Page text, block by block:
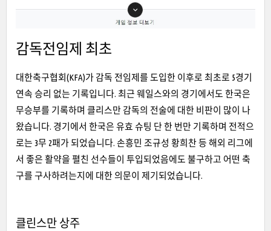
감독전임제 최초
대한축구협회(KFA)가 감독 전임제를 도입한 이후로 최초로 5경기
연속 승리 없는 기록입니다. 최근 웨일스와의 경기에서도 한국은
무승부를 기록하며 클리스만 감독의 전술에 대한 비판이 많이 나
왔습니다. 경기에 서 한국은 유효 슈팅 단 한 번만 기록하며 전적으
로는 3무 2패가 되었습니다. 손흥민 조규성 황희찬 등 해외 리그에
서 좋은 활약을 펼친 선수들이 투입되었음에도 불구하고 어떤 축
구를 구사하려는지에 대한 의문이 제기되었습니다.
클린스만 상주